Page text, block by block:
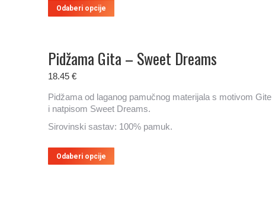
Odaberi opcije
proizvod
varijanti.
Opcije
odabrati
na
stranici
proizvoda
Pidžama Gita – Sweet Dreams
18.45 €
Pidžama od laganog pamučnog materijala s motivom Gite
i natpisom Sweet Dreams.
Sirovinski sastav: 100% pamuk.
Odaberi opcije
proizvod